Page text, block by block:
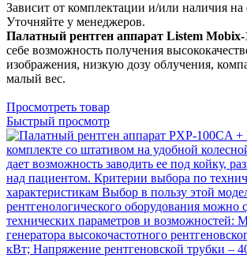
Зависит от комплектации и/или наличия на
Уточняйте у менеджеров.
Палатный рентген аппарат Listem Mobix-
себе возможность получения
изображения, низкую дозу облучения,
малый вес.
Просмотреть товар
Быстрый просмотр